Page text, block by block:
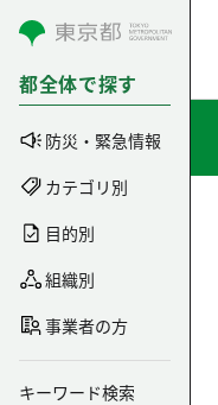
コンテンツにスキップ
都全体で探す
防災・緊急情報
カテゴリ別
目的別
組織別
事業者の方
キーワード検索